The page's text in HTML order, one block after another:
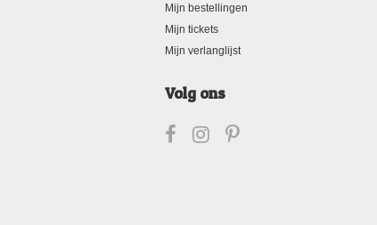
Mijn bestellingen
Mijn tickets
Mijn verlanglijst
Volg ons